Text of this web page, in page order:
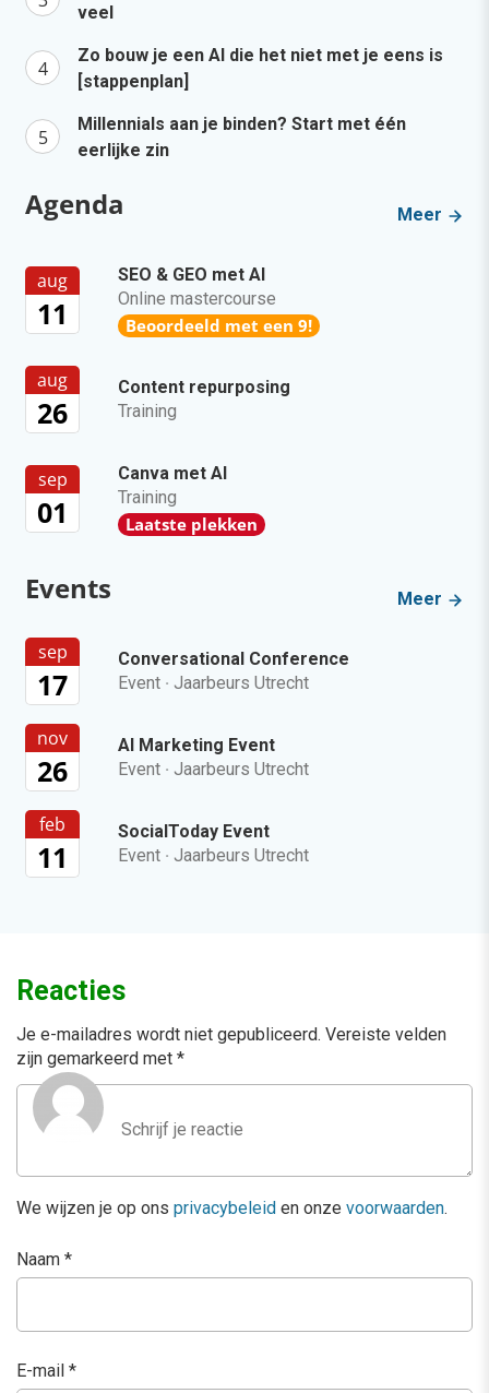
veel
Zo bouw je een AI die het niet met je eens is
[stappenplan]
Millennials aan je binden? Start met één
eerlijke zin
Agenda Meer
aug
11
SEO & GEO met AI
Online mastercourse
Beoordeeld met een 9!
aug
26
Content repurposing
Training
sep
01
Canva met AI
Training
Laatste plekken
Events Meer
sep
17
Conversational Conference
Event · Jaarbeurs Utrecht
nov
26
AI Marketing Event
Event · Jaarbeurs Utrecht
feb
11
SocialToday Event
Event · Jaarbeurs Utrecht
Reacties
Je e-mailadres wordt niet gepubliceerd. Vereiste velden
zijn gemarkeerd met *
We wijzen je op ons privacybeleid en onze voorwaarden.
Naam *
E-mail *